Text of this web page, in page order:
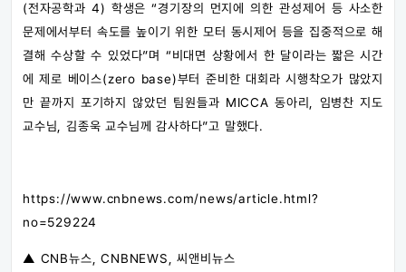
(전자공학과 4) 학생은 “경기장의 먼지에 의한 관성제어 등 사소한
문제에서부터 속도를 높이기 위한 모터 동시제어 등을 집중적으로 해
결해 수상할 수 있었다”며 “비대면 상황에서 한 달이라는 짧은 시간
에 제로 베이스(zero base)부터 준비한 대회라 시행착오가 많았지
만 끝까지 포기하지 않았던 팀원들과 MICCA 동아리, 임병찬 지도
교수님, 김종욱 교수님께 감사하다”고 말했다.
https://www.cnbnews.com/news/article.html?
no=529224
▲ CNB뉴스, CNBNEWS, 씨앤비뉴스